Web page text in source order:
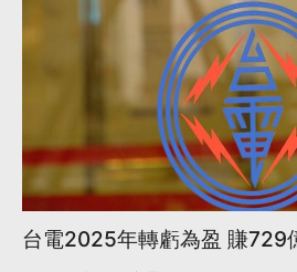
台電2025年轉虧為盈 賺729